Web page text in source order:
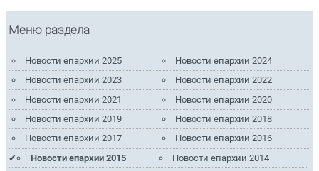
Меню раздела
Новости епархии 2025
Новости епархии 2024
Новости епархии 2023
Новости епархии 2022
Новости епархии 2021
Новости епархии 2020
Новости епархии 2019
Новости епархии 2018
Новости епархии 2017
Новости епархии 2016
Новости епархии 2015
Новости епархии 2014